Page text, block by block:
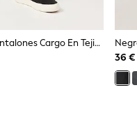
Negro - Corte Recto - Pantalones Cargo En Tejido Elástico De Algodón
36 €